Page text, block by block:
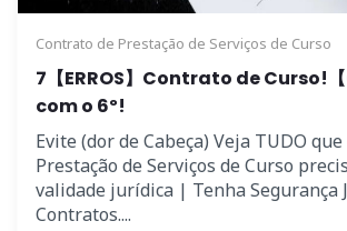
Contrato de Prestação de Serviços de Curso
7【ERROS】Contrato de Curso!
com o 6º!
Evite (dor de Cabeça) Veja TUDO
Prestação de Serviços de Curso
validade jurídica | Tenha Segurança
Contratos....